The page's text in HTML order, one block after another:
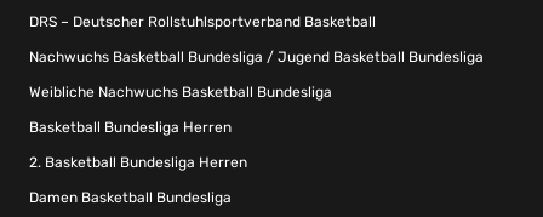
DRS – Deutscher Rollstuhlsportverband Basketball
Nachwuchs Basketball Bundesliga / Jugend Basketball Bundesliga
Weibliche Nachwuchs Basketball Bundesliga
Basketball Bundesliga Herren
2. Basketball Bundesliga Herren
Damen Basketball Bundesliga